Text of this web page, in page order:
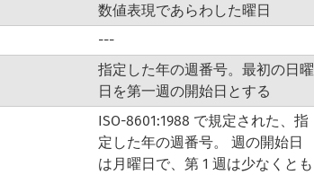
数値表現であらわした曜日
---
指定した年の週番号。最初の日曜
日を第一週の開始日とする
ISO-8601:1988 で規定された、指
定した年の週番号。 週の開始日
は月曜日で、第 1 週は少なくとも